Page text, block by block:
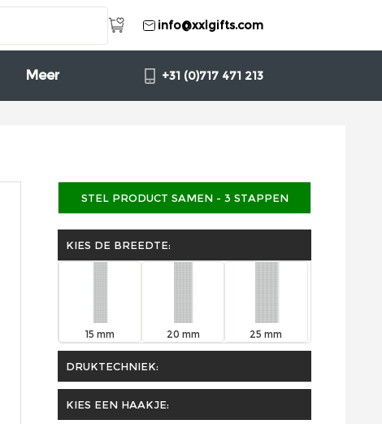
info@xxlgifts.com
Meer +31 (0)717 471 213
STEL PRODUCT SAMEN - 3 STAPPEN
KIES DE BREEDTE:
15 mm 20 mm 25 mm
DRUKTECHNIEK:
KIES EEN HAAKJE: